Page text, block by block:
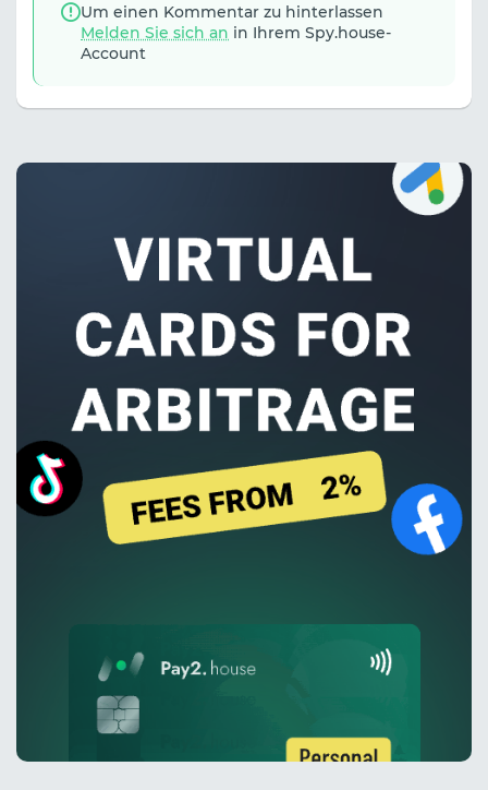
Um einen Kommentar zu hinterlassen
Melden Sie sich an in Ihrem Spy.house-
Account